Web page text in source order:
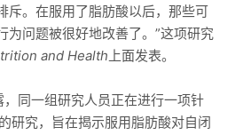
斥。在服用了脂肪酸以后，那些可
为问题被很好地改善了。”这项研究
and Health 上面发表。
同一组研究人员正在进行一项针
研究，旨在揭示服用脂肪酸对自闭